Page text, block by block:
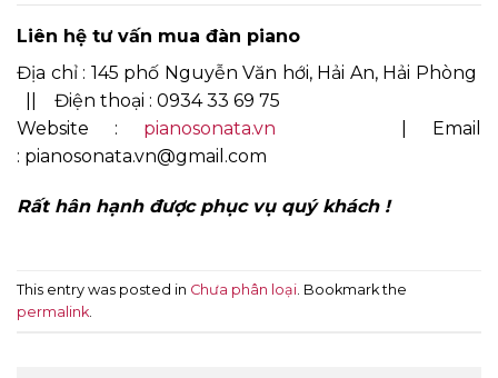
Liên hệ tư vấn mua đàn piano
Địa chỉ : 145 phố Nguyễn Văn hới, Hải An, Hải Phòng
|| Điện thoại : 0934 33 69 75
Website : pianosonata.vn | Email
: pianosonata.vn@gmail.com
Rất hân hạnh được phục vụ quý khách !
This entry was posted in Chưa phân loại . Bookmark the
permalink